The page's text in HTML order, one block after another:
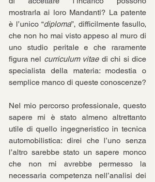
mostrarla ai loro Mandanti? La patente
è l’unico “diploma”, difficilmente fasullo,
che non ho mai visto appeso al muro di
uno studio peritale e che raramente
figura nel curriculum vitae di chi si dice
specialista della materia: modestia o
semplice manco di queste conoscenze?
Nel mio percorso professionale, questo
sapere mi è stato almeno altrettanto
utile di quello ingegneristico in tecnica
automobilistica: direi che l’uno senza
l’altro sarebbe stato un sapere monco
che non mi avrebbe permesso la
necessaria competenza nell’analisi dei